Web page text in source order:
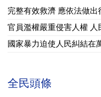
完整有效救濟 應依法做出
官員濫權嚴重侵害人權 人
國家暴力迫使人民糾結在
全民頭條